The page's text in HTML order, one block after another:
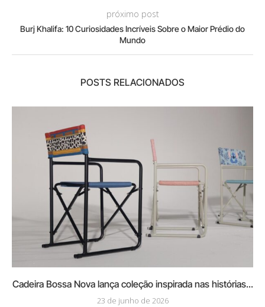
próximo post
Burj Khalifa: 10 Curiosidades Incríveis Sobre o Maior Prédio do
Mundo
POSTS RELACIONADOS
Cadeira Bossa Nova lança coleção inspirada nas histórias...
23 de junho de 2026